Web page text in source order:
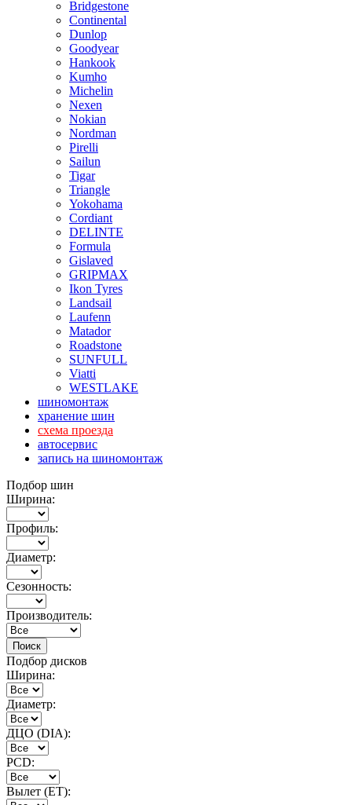
Bridgestone
Continental
Dunlop
Goodyear
Hankook
Kumho
Michelin
Nexen
Nokian
Nordman
Pirelli
Sailun
Tigar
Triangle
Yokohama
Cordiant
DELINTE
Formula
Gislaved
GRIPMAX
Ikon Tyres
Landsail
Laufenn
Matador
Roadstone
SUNFULL
Viatti
WESTLAKE
шиномонтаж
хранение шин
схема проезда
автосервис
запись на шиномонтаж
Подбор шин
Ширина:
Профиль:
Диаметр:
Сезонность:
Производитель:
Подбор дисков
Ширина:
Диаметр:
ДЦО (DIA):
PCD:
Вылет (ET):